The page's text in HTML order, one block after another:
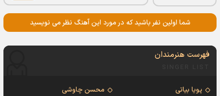
شما اولین نفر باشید که در مورد این آهنگ نظر می نویسید
فهرست هنرمندان
پویا بیاتی
محسن چاوشی